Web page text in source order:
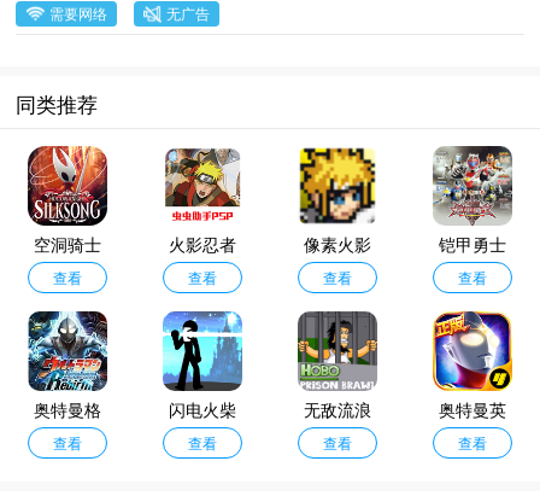
需要网络 无广告
同类推荐
空洞骑士
丝之歌移
植版
查看
火影忍者
究极冲击
汉化版
查看
像素火影
次世代最
新版
查看
铠甲勇士
激斗传2
查看
奥特曼格
斗进化重
查看
闪电火柴
人中文版
查看
无敌流浪
汉2无敌版
查看
奥特曼英
雄归来小y
查看